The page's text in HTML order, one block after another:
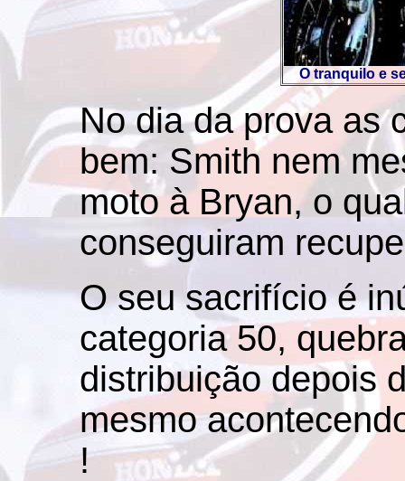
O tranquilo e
No dia da prova as
bem: Smith nem
moto à Bryan, o
conseguiram
O seu sacrifício é
categoria 50,
distribuição depois
mesmo
!